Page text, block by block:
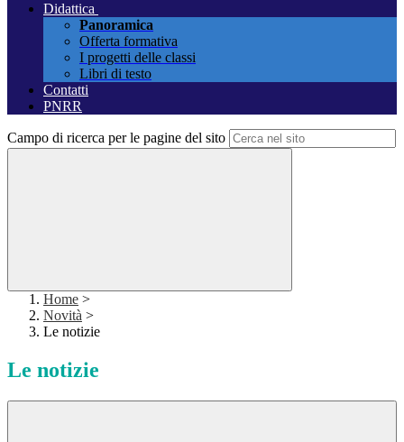
Didattica
Panoramica
Offerta formativa
I progetti delle classi
Libri di testo
Contatti
PNRR
Campo di ricerca per le pagine del sito
Home >
Novità >
Le notizie
Le notizie